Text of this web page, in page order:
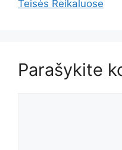
Teisės Reikaluose
Parašykite